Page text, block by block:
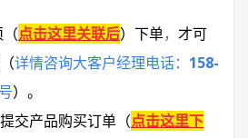
（点击这里关联后） 下单， 才可
（详情咨询大客户经理电话： 158-
） 。
交产品购买订单（点击这里下